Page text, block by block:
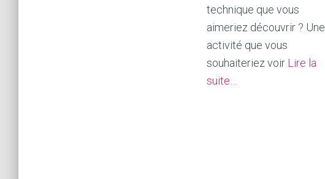
technique que vous
aimeriez découvrir ? Une
activité que vous
souhaiteriez voir Lire la
suite…